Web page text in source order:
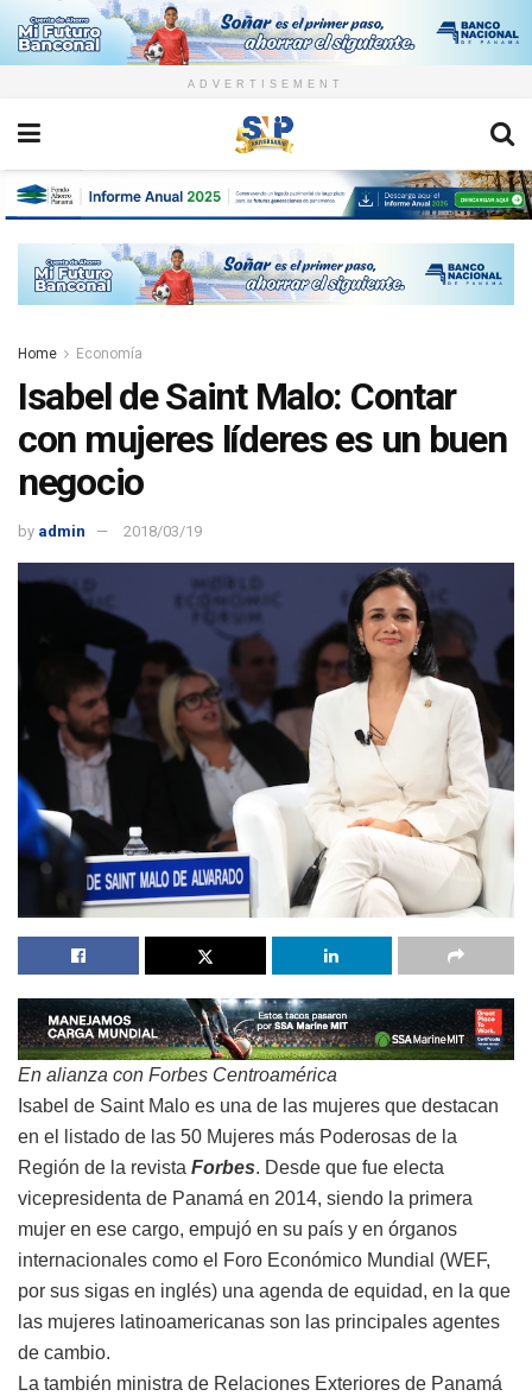
ADVERTISEMENT
Home Economía
Isabel de Saint Malo: Contar
con mujeres líderes es un buen
negocio
by admin 2018/03/19
En alianza con Forbes Centroamérica
Isabel de Saint Malo es una de las mujeres que destacan
en el listado de las 50 Mujeres más Poderosas de la
Región de la revista Forbes. Desde que fue electa
vicepresidenta de Panamá en 2014, siendo la primera
mujer en ese cargo, empujó en su país y en órganos
internacionales como el Foro Económico Mundial (WEF,
por sus sigas en inglés) una agenda de equidad, en la que
las mujeres latinoamericanas son las principales agentes
de cambio.
La también ministra de Relaciones Exteriores de Panamá